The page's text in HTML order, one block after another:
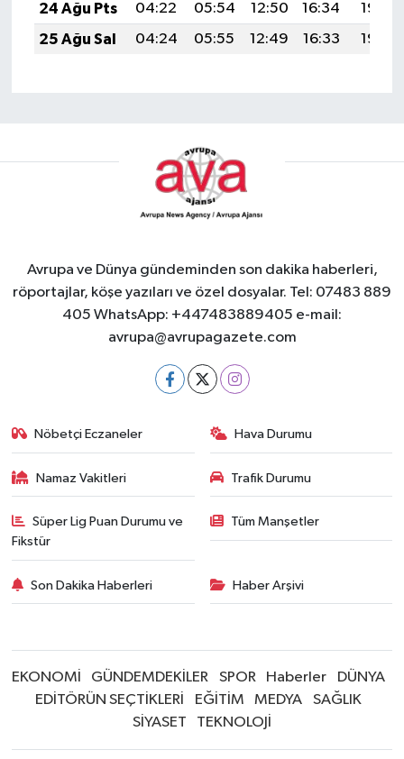
24 Ağu Pts
04:22 05:54 12:50 16:34
19:35
25 Ağu Sal
04:24 05:55 12:49 16:33 19:33
Avrupa ve Dünya gündeminden son dakika haberleri,
röportajlar, köşe yazıları ve özel dosyalar. Tel: 07483 889
405 WhatsApp: +447483889405 e-mail:
avrupa@avrupagazete.com
Nöbetçi Eczaneler Hava Durumu
Namaz Vakitleri Trafik Durumu
Süper Lig Puan Durumu ve
Fikstür
Tüm Manşetler
Son Dakika Haberleri Haber Arşivi
EKONOMİ GÜNDEMDEKİLER SPOR Haberler
DÜNYA
EDİTÖRÜN SEÇTİKLERİ
EĞİTİM MEDYA
SAĞLIK
SİYASET
TEKNOLOJİ